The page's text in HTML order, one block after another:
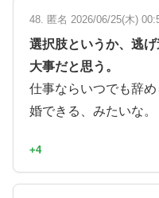
48. 匿名 2026/06/25(木)
選択肢というか、逃
大事だと思う。
仕事ならいつでも辞
婚できる、みたいな。
+4